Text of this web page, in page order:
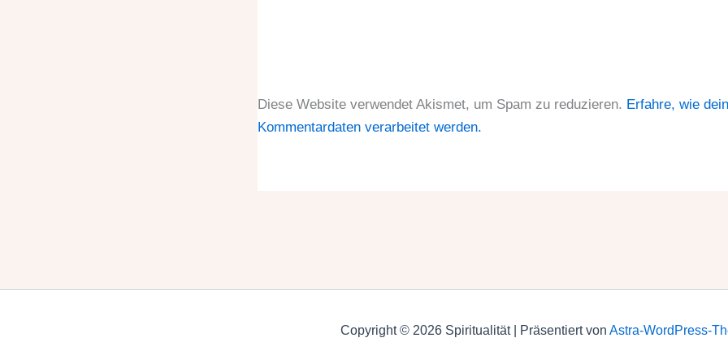
Diese Website verwendet Akismet, um Spam zu reduzieren. Erfahre, wie
Kommentardaten verarbeitet werden.
Copyright © 2026 Spiritualität | Präsentiert von Astra-WordPress-